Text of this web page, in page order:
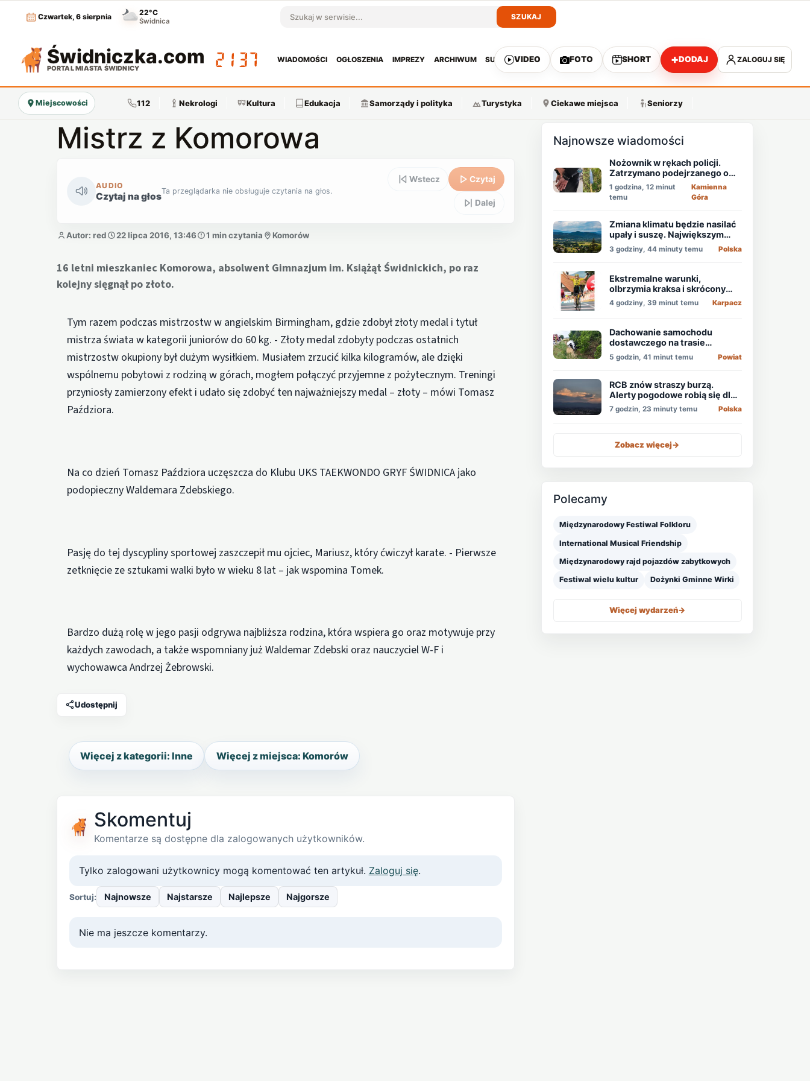
Czwartek, 6 sierpnia
22°C
Świdnica Szukaj w serwisie
SZUKAJ
Świdniczka.com
PORTAL MIASTA ŚWIDNICY 21:37
WIADOMOŚCI OGŁOSZENIA IMPREZY ARCHIWUM SUBSKRYPCJA
VIDEO FOTO SHORT +DODAJ ZALOGUJ SIĘ
Miejscowości 112 Nekrologi Kultura Edukacja Samorządy i polityka Turystyka Ciekawe miejsca Seniorzy
Mistrz z Komorowa
AUDIO
Czytaj na głosTa przeglądarka nie obsługuje czytania na głos.
Wstecz Czytaj
Dalej
Autor: red 22 lipca 2016, 13:46 1 min czytania Komorów
16 letni mieszkaniec Komorowa, absolwent Gimnazjum im. Książąt Świdnickich, po raz
kolejny sięgnął po złoto.
Tym razem podczas mistrzostw w angielskim Birmingham, gdzie zdobył złoty medal i tytuł
mistrza świata w kategorii juniorów do 60 kg. - Złoty medal zdobyty podczas ostatnich
mistrzostw okupiony był dużym wysiłkiem. Musiałem zrzucić kilka kilogramów, ale dzięki
wspólnemu pobytowi z rodziną w górach, mogłem połączyć przyjemne z pożytecznym. Treningi
przyniosły zamierzony efekt i udało się zdobyć ten najważniejszy medal – złoty – mówi Tomasz
Paździora.
Na co dzień Tomasz Paździora uczęszcza do Klubu UKS TAEKWONDO GRYF ŚWIDNICA jako
podopieczny Waldemara Zdebskiego.
Pasję do tej dyscypliny sportowej zaszczepił mu ojciec, Mariusz, który ćwiczył karate. - Pierwsze
zetknięcie ze sztukami walki było w wieku 8 lat – jak wspomina Tomek.
Bardzo dużą rolę w jego pasji odgrywa najbliższa rodzina, która wspiera go oraz motywuje przy
każdych zawodach, a także wspomniany już Waldemar Zdebski oraz nauczyciel W-F i
wychowawca Andrzej Żebrowski.
Udostępnij
Więcej z kategorii: Inne Więcej z miejsca: Komorów
Skomentuj
Komentarze są dostępne dla zalogowanych użytkowników.
Tylko zalogowani użytkownicy mogą komentować ten artykuł. Zaloguj się.
Sortuj: Najnowsze Najstarsze Najlepsze Najgorsze
Nie ma jeszcze komentarzy.
Najnowsze wiadomości
Nożownik w rękach policji.
Zatrzymano podejrzanego o
usiłowanie zabójstwa!
1 godzina, 12 minut
temu
Kamienna
Góra
Zmiana klimatu będzie nasilać
upały i suszę. Największym
zagrożeniem jest niedobór
wody
3 godziny, 44 minuty temu Polska
Ekstremalne warunki,
olbrzymia kraksa i skrócony
etap, który padł łupem
Holendra!
4 godziny, 39 minut temu Karpacz
Dachowanie samochodu
dostawczego na trasie
Świdnica - Wrocław
5 godzin, 41 minut temu Powiat
RCB znów straszy burzą.
Alerty pogodowe robią się dla
niektórych nudne
7 godzin, 23 minuty temu Polska
Zobacz więcej->
Polecamy
Międzynarodowy Festiwal Folkloru
International Musical Friendship
Międzynarodowy rajd pojazdów zabytkowych
Festiwal wielu kultur Dożynki Gminne Wirki
Więcej wydarzeń->